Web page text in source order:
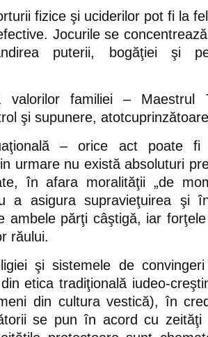
fizice şi uciderilor pot fi la
Jocurile se
puterii, bogăţiei şi
valorilor familiei – Maestrul
şi supunere,
– orice act poate fi
urmare nu există absoluturi
în afara moralităţii „de
a asigura supravieţuirea şi
ambele părţi câştigă, iar
răului.
şi sistemele de
etica tradiţională iudeo-
din cultura vestică), în
se pun în acord cu